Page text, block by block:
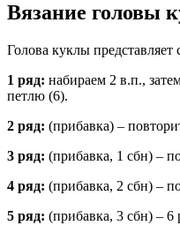
Вязание головы
Голова куклы
1 ряд: набираем 2 в.п.,
петлю (6).
2 ряд: (прибавка) –
3 ряд: (прибавка, 1 сбн) –
4 ряд: (прибавка, 2 сбн) –
5 ряд: (прибавка, 3 сбн) – 6